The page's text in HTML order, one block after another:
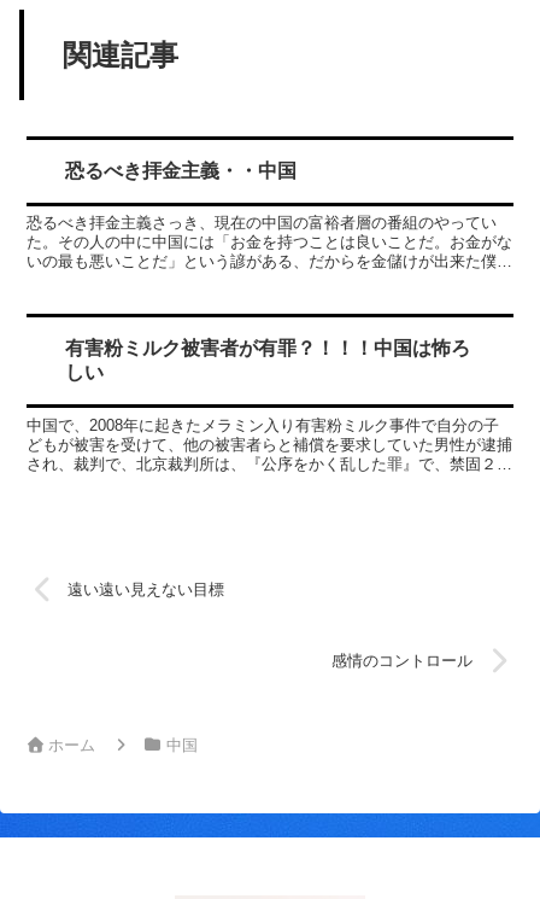
関連記事
恐るべき拝金主義・・中国
恐るべき拝金主義さっき、現在の中国の富裕者層の番組のやってい
た。その人の中に中国には「お金を持つことは良いことだ。お金がな
いの最も悪いことだ」という諺がある、だからを金儲けが出来た僕は
有害粉ミルク被害者が有罪？！！！中国は怖ろ
しい
中国で、2008年に起きたメラミン入り有害粉ミルク事件で自分の子
どもが被害を受けて、他の被害者らと補償を要求していた男性が逮捕
され、裁判で、北京裁判所は、『公序をかく乱した罪』で、禁固２年
遠い遠い見えない目標
感情のコントロール
ホーム 中国